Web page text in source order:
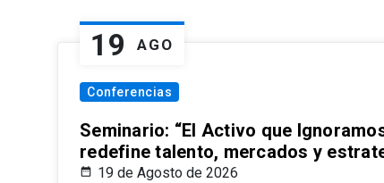
19 AGO
Conferencias
Seminario: “El Activo que
redefine talento, mercados y
19 de Agosto de 2026